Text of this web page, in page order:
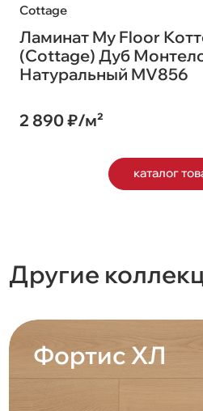
Cottage
Ламинат My Floor
(Cottage) Дуб
Натуральный MV856
2 890 ₽/м²
каталог
Другие
Фортис ХЛ